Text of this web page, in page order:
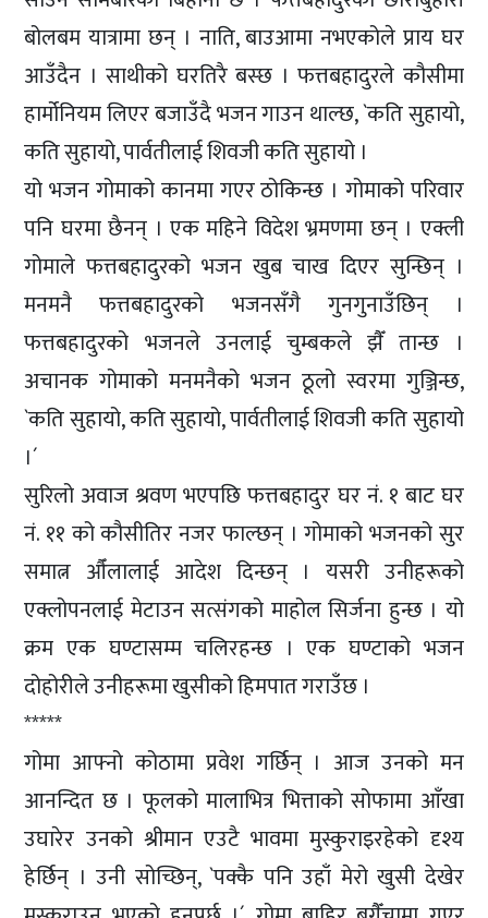
बोलबम यात्रामा छन् । नाति, बाउआमा नभएकोले प्राय घर
आउँदैन । साथीको घरतिरै बस्छ । फत्तबहादुरले कौसीमा
हार्मोनियम लिएर बजाउँदै भजन गाउन थाल्छ, `कति सुहायो,
कति सुहायो, पार्वतीलाई शिवजी कति सुहायो ।
यो भजन गोमाको कानमा गएर ठोकिन्छ । गोमाको परिवार
पनि घरमा छैनन् । एक महिने विदेश भ्रमणमा छन् । एक्ली
गोमाले फत्तबहादुरको भजन खुब चाख दिएर सुन्छिन् ।
मनमनै फत्तबहादुरको भजनसँगै गुनगुनाउँछिन् ।
फत्तबहादुरको भजनले उनलाई चुम्बकले झैँ तान्छ ।
अचानक गोमाको मनमनैको भजन ठूलो स्वरमा गुञ्जिन्छ,
`कति सुहायो, कति सुहायो, पार्वतीलाई शिवजी कति सुहायो
।´
सुरिलो अवाज श्रवण भएपछि फत्तबहादुर घर नं. १ बाट घर
नं. ११ को कौसीतिर नजर फाल्छन् । गोमाको भजनको सुर
समात्न औँलालाई आदेश दिन्छन् । यसरी उनीहरूको
एक्लोपनलाई मेटाउन सत्संगको माहोल सिर्जना हुन्छ । यो
क्रम एक घण्टासम्म चलिरहन्छ । एक घण्टाको भजन
दोहोरीले उनीहरूमा खुसीको हिमपात गराउँछ ।
*****
गोमा आफ्नो कोठामा प्रवेश गर्छिन् । आज उनको मन
आनन्दित छ । फूलको मालाभित्र भित्ताको सोफामा आँखा
उघारेर उनको श्रीमान एउटै भावमा मुस्कुराइरहेको दृश्य
हेर्छिन् । उनी सोच्छिन्, `पक्कै पनि उहाँ मेरो खुसी देखेर